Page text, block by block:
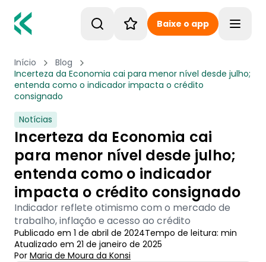
Baixe o app
Início
Blog
Incerteza da Economia cai para menor nível desde julho;
entenda como o indicador impacta o crédito
consignado
Notícias
Incerteza da Economia cai
para menor nível desde julho;
entenda como o indicador
impacta o crédito consignado
Indicador reflete otimismo com o mercado de
trabalho, inflação e acesso ao crédito
Publicado em 1 de abril de 2024Tempo de leitura: min
Atualizado em 21 de janeiro de 2025
Por Maria de Moura da Konsi